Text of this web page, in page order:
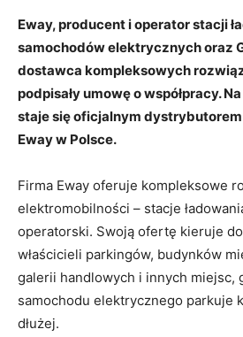
Eway, producent i operator stacji
samochodów elektrycznych oraz
dostawca kompleksowych
podpisały umowę o współpracy.
staje się oficjalnym dystrybutorem
Eway w Polsce.
Firma Eway oferuje kompleksowe
elektromobilności – stacje
operatorski. Swoją ofertę kieruje
właścicieli parkingów, budynków
galerii handlowych i innych miejsc,
samochodu elektrycznego parkuje
dłużej.